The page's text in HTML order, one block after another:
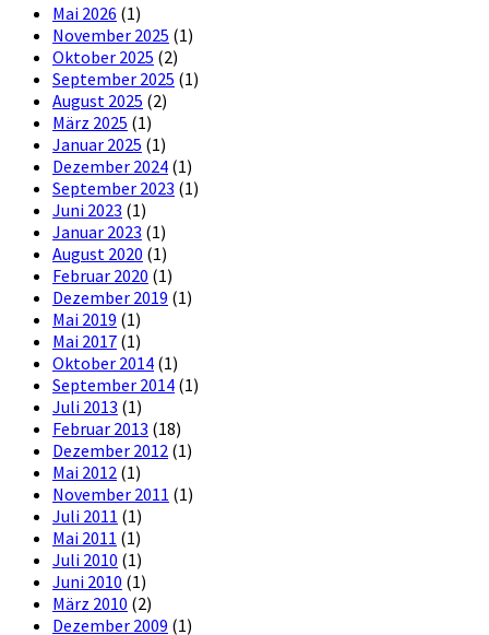
Mai 2026 (1)
November 2025 (1)
Oktober 2025 (2)
September 2025 (1)
August 2025 (2)
März 2025 (1)
Januar 2025 (1)
Dezember 2024 (1)
September 2023 (1)
Juni 2023 (1)
Januar 2023 (1)
August 2020 (1)
Februar 2020 (1)
Dezember 2019 (1)
Mai 2019 (1)
Mai 2017 (1)
Oktober 2014 (1)
September 2014 (1)
Juli 2013 (1)
Februar 2013 (18)
Dezember 2012 (1)
Mai 2012 (1)
November 2011 (1)
Juli 2011 (1)
Mai 2011 (1)
Juli 2010 (1)
Juni 2010 (1)
März 2010 (2)
Dezember 2009 (1)